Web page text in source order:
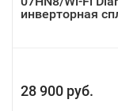
инверторная
28 900 руб.